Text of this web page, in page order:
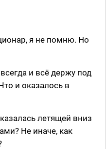
я не помню. Но
и всё держу под
и оказалось в
летящей вниз
Не иначе, как